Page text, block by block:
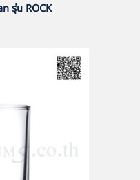
รุ่น ROCK